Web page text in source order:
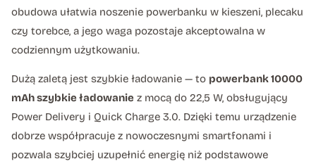
obudowa ułatwia noszenie powerbanku w kieszeni, plecaku
czy torebce, a jego waga pozostaje akceptowalna w
codziennym użytkowaniu.
Dużą zaletą jest szybkie ładowanie — to powerbank 10000
mAh szybkie ładowanie z mocą do 22,5 W, obsługujący
Power Delivery i Quick Charge 3.0. Dzięki temu urządzenie
dobrze współpracuje z nowoczesnymi smartfonami i
pozwala szybciej uzupełnić energię niż podstawowe